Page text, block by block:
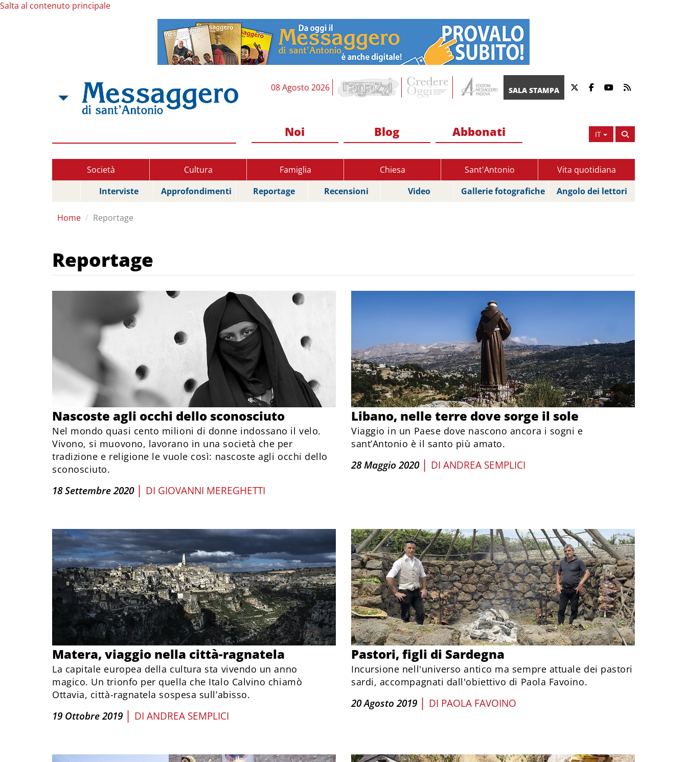
Salta al contenuto principale
08 Agosto 2026 SALA STAMPA
IT
Noi Blog Abbonati
Società Cultura Famiglia Chiesa Sant'Antonio
Vita quotidiana
Interviste
Approfondimenti Reportage Recensioni Video Gallerie fotografiche Angolo dei lettori
Home Reportage
Reportage
Nascoste agli occhi dello sconosciuto
Nel mondo quasi cento milioni di donne indossano il velo.
Vivono, si muovono, lavorano in una società che per
tradizione e religione le vuole così: nascoste agli occhi dello
sconosciuto.
18 Settembre 2020 | DI GIOVANNI MEREGHETTI
Libano, nelle terre dove sorge il sole
Viaggio in un Paese dove nascono ancora i sogni e
sant’Antonio è il santo più amato.
28 Maggio 2020 | DI ANDREA SEMPLICI
Matera, viaggio nella città-ragnatela
La capitale europea della cultura sta vivendo un anno
magico. Un trionfo per quella che Italo Calvino chiamò
Ottavia, città-ragnatela sospesa sull’abisso.
19 Ottobre 2019 | DI ANDREA SEMPLICI
Pastori, figli di Sardegna
Incursione nell'universo antico ma sempre attuale dei pastori
sardi, accompagnati dall'obiettivo di Paola Favoino.
20 Agosto 2019 | DI PAOLA FAVOINO